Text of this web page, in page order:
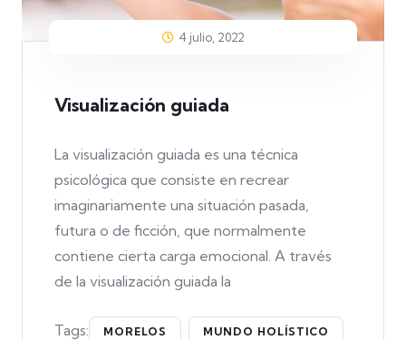
4 julio, 2022
Visualización guiada
La visualización guiada es una técnica
psicológica que consiste en recrear
imaginariamente una situación pasada,
futura o de ficción, que normalmente
contiene cierta carga emocional. A través
de la visualización guiada la
Tags: MORELOS MUNDO HOLÍSTICO